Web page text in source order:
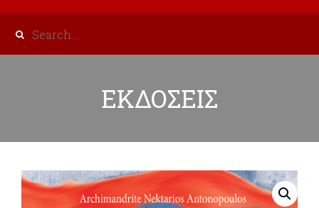
ΕΚΔΟΣΕΙΣ